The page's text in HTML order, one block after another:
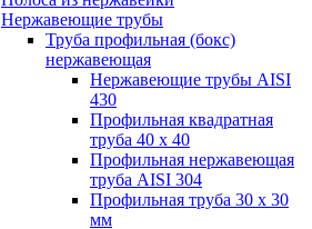
Нержавеющие трубы
Труба профильная (бокс)
нержавеющая
Нержавеющие трубы AISI
430
Профильная квадратная
труба 40 х 40
Профильная нержавеющая
труба AISI 304
Профильная труба 30 х 30
мм